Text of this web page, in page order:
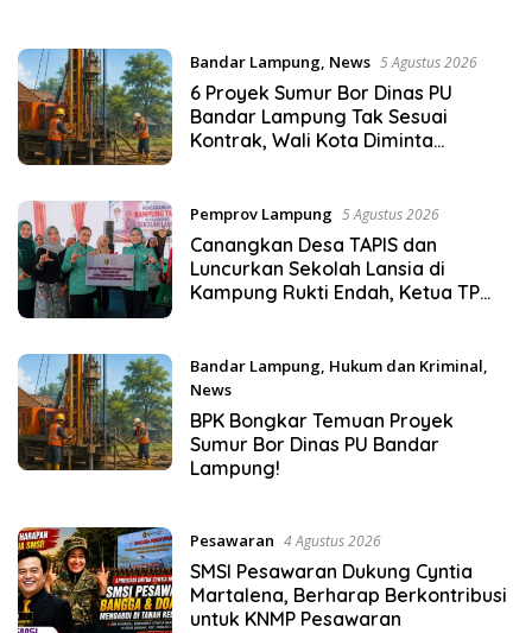
Bandar Lampung, News 5 Agustus 2026
6 Proyek Sumur Bor Dinas PU
Bandar Lampung Tak Sesuai
Kontrak, Wali Kota Diminta
Pemprov Lampung 5 Agustus 2026
Canangkan Desa TAPIS dan
Luncurkan Sekolah Lansia di
Kampung Rukti Endah, Ketua TP
Desa
Bandar Lampung, Hukum dan Kriminal
News
5 Agustus 2026
BPK Bongkar Temuan Proyek
Sumur Bor Dinas PU Bandar
Lampung!
Pesawaran 4 Agustus 2026
SMSI Pesawaran Dukung Cyntia
Martalena, Berharap Berkontribusi
untuk KNMP Pesawaran